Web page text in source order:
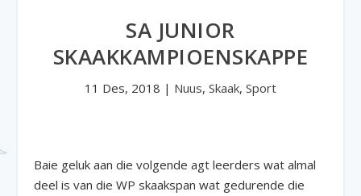
SA JUNIOR
SKAAKKAMPIOENSKAPPE
11 Des, 2018 | Nuus, Skaak, Sport
Baie geluk aan die volgende agt leerders wat almal
deel is van die WP skaakspan wat gedurende die